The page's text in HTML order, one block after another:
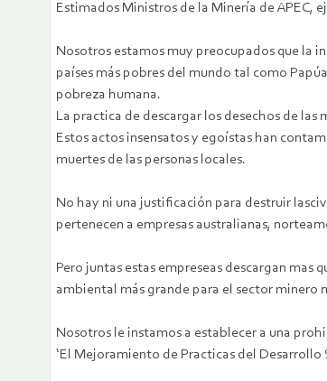
Estimados Ministros de la Minería de APEC,
Nosotros estamos muy preocupados que la
países más pobres del mundo tal como
pobreza humana.
La practica de descargar los desechos de
Estos actos insensatos y egoístas han
muertes de las personas locales.
No hay ni una justificación para destruir
pertenecen a empresas australianas,
Pero juntas estas empreseas descargan mas
ambiental más grande para el sector minero
Nosotros le instamos a establecer a una
‘El Mejoramiento de Practicas del Desarrollo